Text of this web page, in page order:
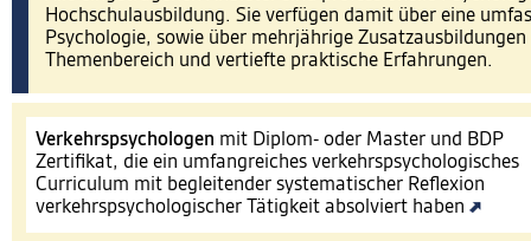
Hochschulausbildung. Sie verfügen damit über eine
Psychologie, sowie über mehrjährige
Themenbereich und vertiefte praktische Erfahrungen.
Verkehrspsychologen mit Diplom- oder Master und BDP
Zertifikat, die ein umfangreiches verkehrspsychologisches
Curriculum mit begleitender systematischer Reflexion
verkehrspsychologischer Tätigkeit absolviert haben